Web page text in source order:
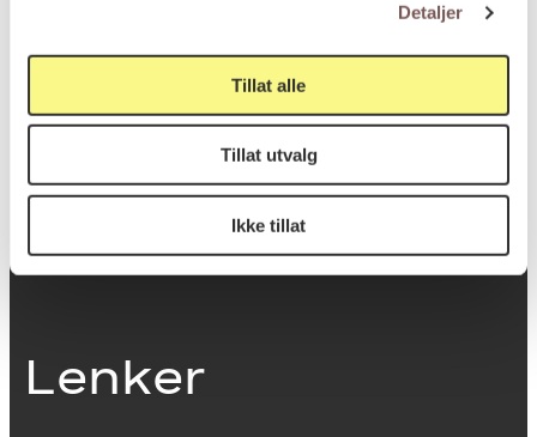
Detaljer
Tillat alle
Tillat utvalg
Ikke tillat
Viktig info
Utbetaling og fakturering
Om opphavsrett
Dokumentasjonsskjema
Last ned logo
Lenker